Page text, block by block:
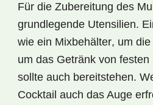
Für die Zubereitung des
grundlegende Utensilien.
wie ein Mixbehälter, um
um das Getränk von
sollte auch bereitstehen.
Cocktail auch das Auge